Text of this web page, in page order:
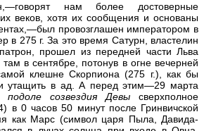
нам более достоверные
веков, хотя их сообщения и основаны
провозглашен императором в
в 275 г. За это время Сатурн, властелин
прошел из передней части Льва
в сентябре, потонув в огне вечерней
клешне Скорпиона (275 г.), как бы
и утащить в ад. А перед этим—29 марта
подоле созвездия Девы сверхполное
в 0 часов 50 минут после Гринвичской
как Марс (символ царя Пыла, Давида-